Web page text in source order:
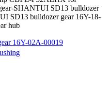
SHANTUI SD13 bulldozer
SD13 bulldozer gear 16Y-18-
hub
16Y-02A-00019